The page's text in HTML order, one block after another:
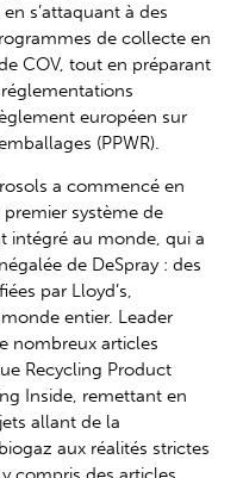
s’attaquant à des
de collecte en
COV, tout en préparant
européen sur
(PPWR).
a commencé en
système de
intégré au monde, qui a
de DeSpray : des
par Lloyd’s,
entier. Leader
nombreux articles
Recycling Product
Inside, remettant en
allant de la
aux réalités strictes